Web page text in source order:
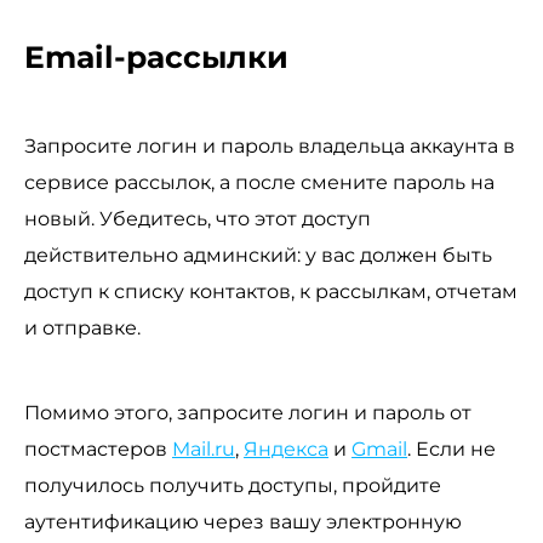
Email-рассылки
Запросите логин и пароль владельца аккаунта в
сервисе рассылок, а после смените пароль на
новый. Убедитесь, что этот доступ
действительно админский: у вас должен быть
доступ к списку контактов, к рассылкам, отчетам
и отправке.
Помимо этого, запросите логин и пароль от
постмастеров Mail.ru, Яндекса и Gmail. Если не
получилось получить доступы, пройдите
аутентификацию через вашу электронную